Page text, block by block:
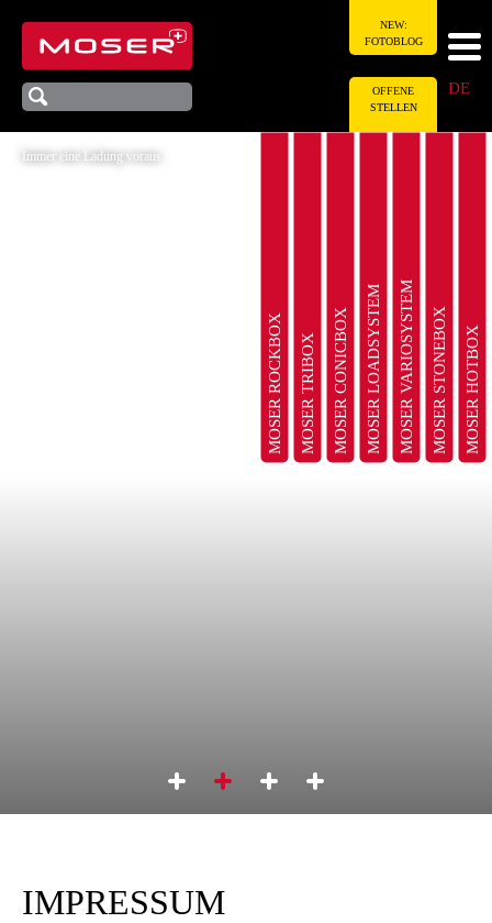
Immer eine Ladung voraus.
DE
NEW:
FOTOBLOG
OFFENE
STELLEN
MOSER ROCKBOXMOSER TRIBOXMOSER CONICBOXMOSER LOADSYSTEMMOSER VARIOSYSTEMMOSER STONEBOXMOSER HOTBOX
IMPRESSUM